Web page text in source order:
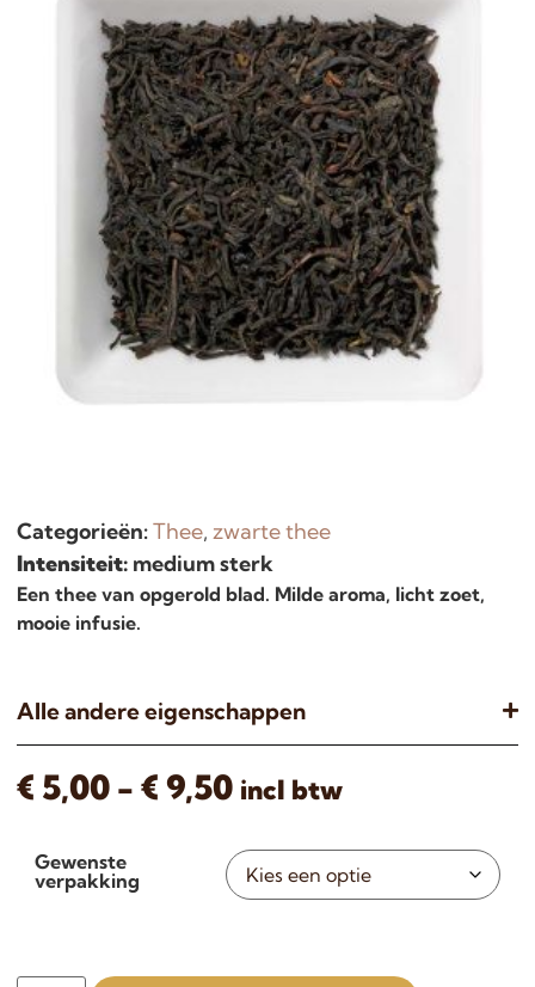
Categorieën:Thee, zwarte thee
Intensiteit: medium sterk
Een thee van opgerold blad. Milde aroma, licht zoet,
mooie infusie.
Alle andere eigenschappen
€ 5,00 - € 9,50 incl btw
Gewenste
verpakking